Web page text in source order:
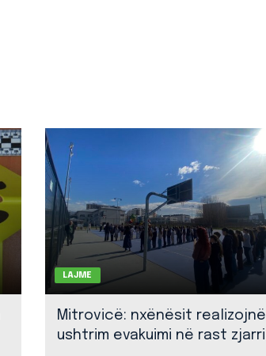
LAJME
Mitrovicë: nxënësit realizojnë
ushtrim evakuimi në rast zjarri